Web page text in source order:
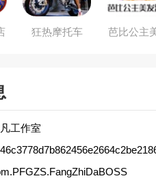
狂热摩托车
芭比公主
工作室